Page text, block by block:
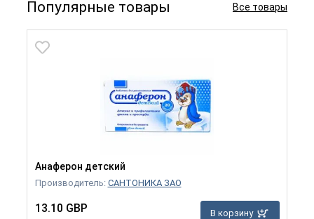
Популярные товары Все товары
Анаферон детский
Производитель: САНТОНИКА ЗАО
13.10 GBP В корзину